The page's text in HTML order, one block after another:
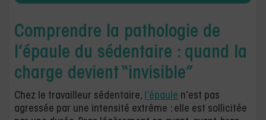
Comprendre la pathologie de
l’épaule du sédentaire : quand la
charge devient “invisible”
Chez le travailleur sédentaire, l’épaule n’est pas
agressée par une intensité extrême : elle est sollicitée